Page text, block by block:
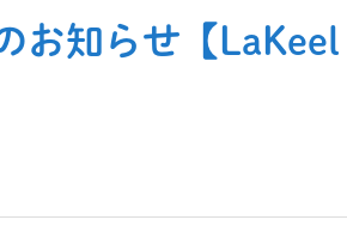
お知らせ【